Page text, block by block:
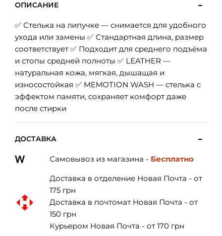
ОПИСАНИЕ
✅ Стелька на липучке — снимается для удобного
ухода или замены ✅ Стандартная длина, размер
соответствует ✅ Подходит для среднего подъёма
и стопы средней полноты ✅ LEATHER —
натуральная кожа, мягкая, дышащая и
износостойкая ✅ MEMOTION WASH — стелька с
эффектом памяти, сохраняет комфорт даже
после стирки
ДОСТАВКА
Самовывоз из магазина - Бесплатно
Доставка в отделение Новая Почта - от
175 грн
Доставка в почтомат Новая Почта - от
150 грн
Курьером Новая Почта - от 170 грн